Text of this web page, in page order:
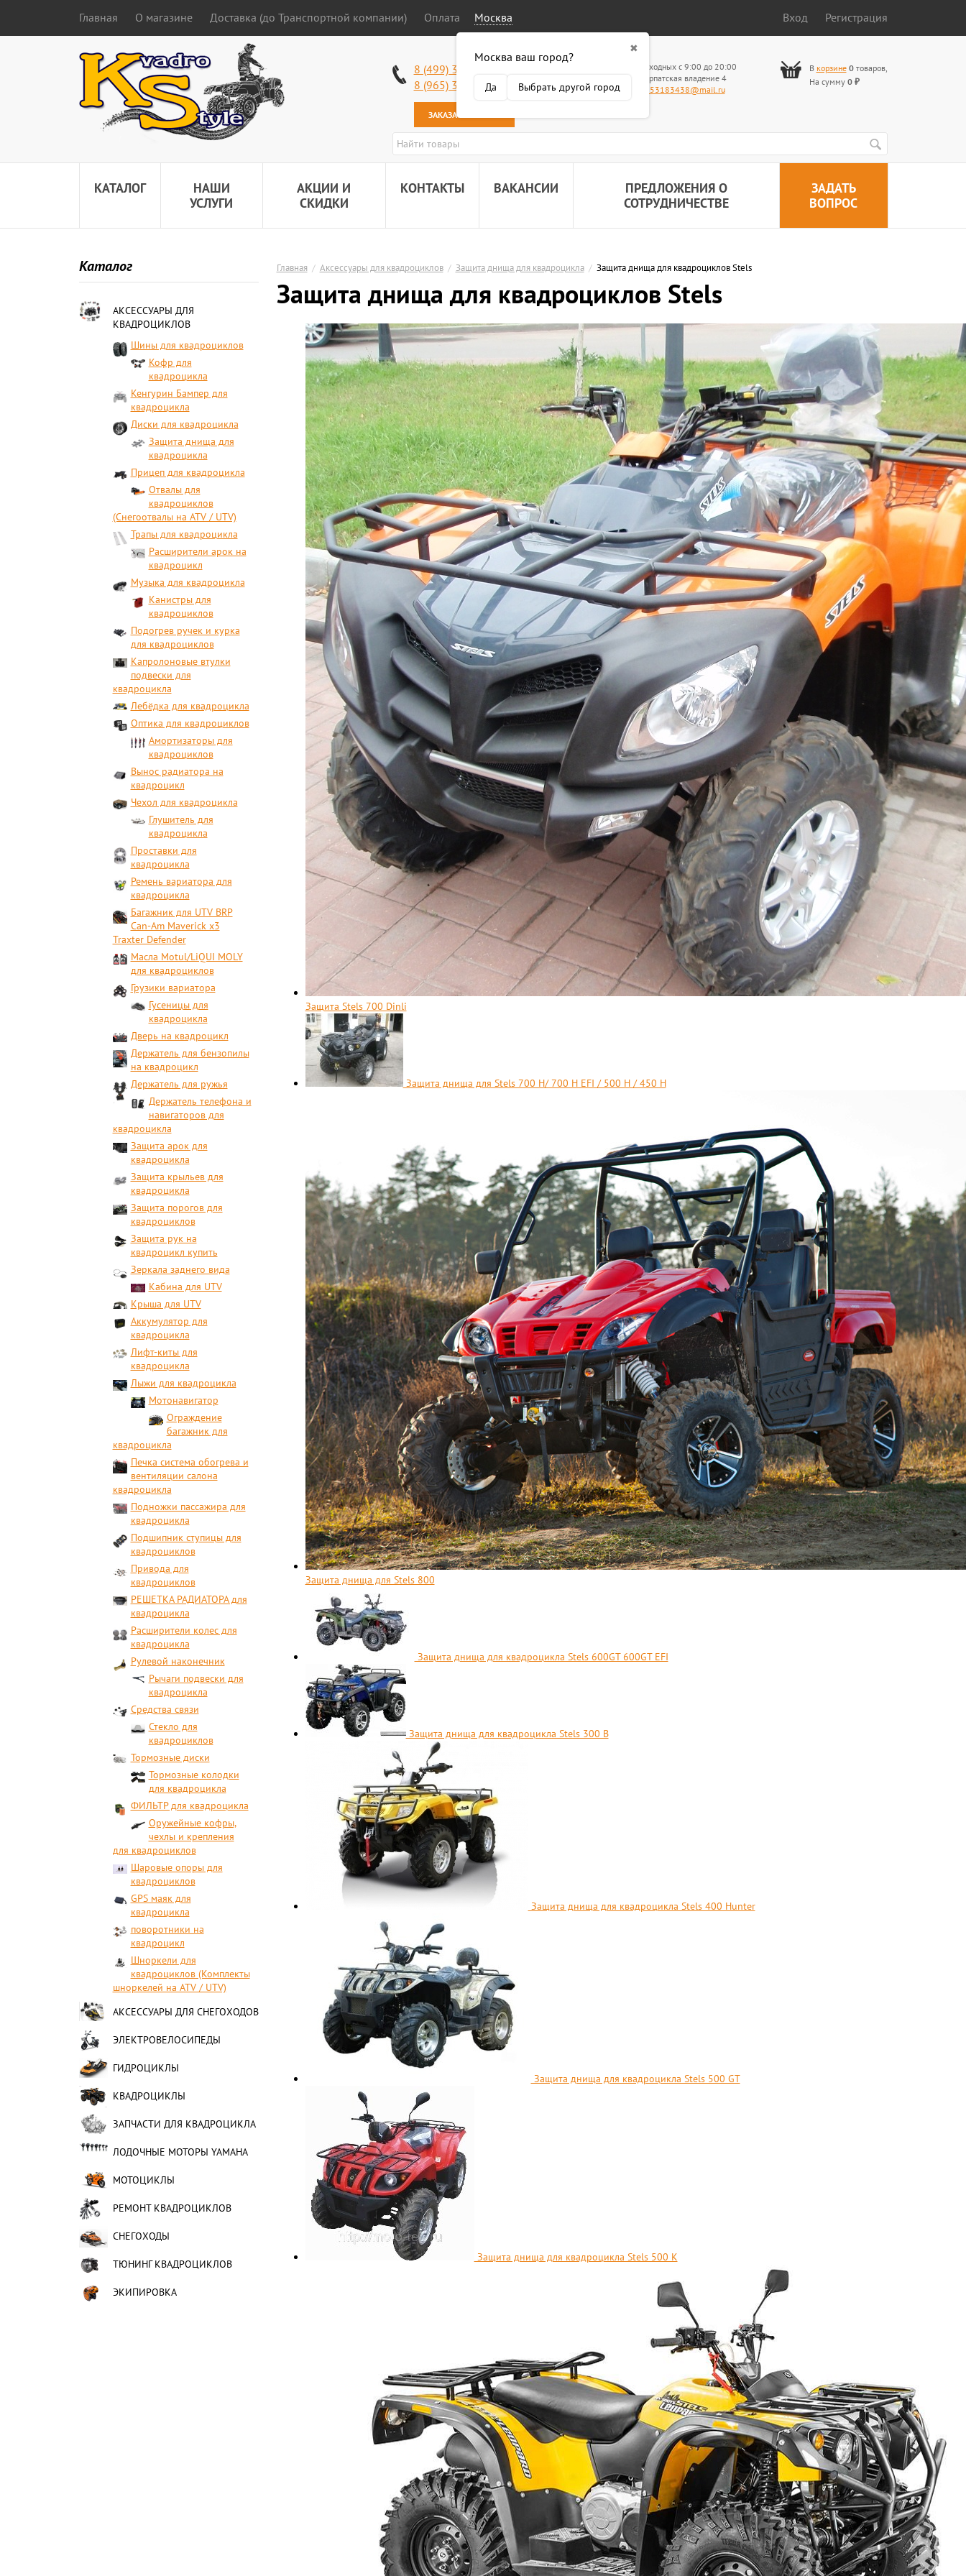
Главная О магазине Доставка (до Транспортной компании) Оплата Москва
✖
Москва ваш город?
Да Выбрать другой город
Вход Регистрация
8 (499) 340-63-51
8 (965) 318-34-38
ЗАКАЗАТЬ ЗВОНОК
Работаем без выходных с 9:00 до 20:00
Самовывоз: 2 Карпатская владение 4
Наша почта:
89653183438@mail.ru
В корзине 0товаров,
На сумму 0 ₽
КАТАЛОГ
НАШИ
УСЛУГИ
АКЦИИ И
СКИДКИ
КОНТАКТЫ ВАКАНСИИ
ПРЕДЛОЖЕНИЯ О
СОТРУДНИЧЕСТВЕ
ЗАДАТЬ
ВОПРОС
Каталог
АКСЕССУАРЫ ДЛЯ
КВАДРОЦИКЛОВ
Шины для квадроциклов
Кофр для
квадроцикла
Кенгурин Бампер для
квадроцикла
Диски для квадроцикла
Защита днища для
квадроцикла
Прицеп для квадроцикла
Отвалы для
квадроциклов
(Снегоотвалы на ATV / UTV)
Трапы для квадроцикла
Расширители арок на
квадроцикл
Музыка для квадроцикла
Канистры для
квадроциклов
Подогрев ручек и курка
для квадроциклов
Капролоновые втулки
подвески для
квадроцикла
Лебёдка для квадроцикла
Оптика для квадроциклов
Амортизаторы для
квадроциклов
Вынос радиатора на
квадроцикл
Чехол для квадроцикла
Глушитель для
квадроцикла
Проставки для
квадроцикла
Ремень вариатора для
квадроцикла
Багажник для UTV BRP
Can-Am Maverick x3
Traxter Defender
Масла Motul/LiQUI MOLY
для квадроциклов
Грузики вариатора
Гусеницы для
квадроцикла
Дверь на квадроцикл
Держатель для бензопилы
на квадроцикл
Держатель для ружья
Держатель телефона и
навигаторов для
квадроцикла
Защита арок для
квадроцикла
Защита крыльев для
квадроцикла
Защита порогов для
квадроциклов
Защита рук на
квадроцикл купить
Зеркала заднего вида
Кабина для UTV
Крыша для UTV
Аккумулятор для
квадроцикла
Лифт-киты для
квадроцикла
Лыжи для квадроцикла
Мотонавигатор
Ограждение
багажник для
квадроцикла
Печка система обогрева и
вентиляции салона
квадроцикла
Подножки пассажира для
квадроцикла
Подшипник ступицы для
квадроциклов
Привода для
квадроциклов
РЕШЕТКА РАДИАТОРА для
квадроцикла
Расширители колес для
квадроцикла
Рулевой наконечник
Рычаги подвески для
квадроцикла
Средства связи
Стекло для
квадроциклов
Тормозные диски
Тормозные колодки
для квадроцикла
ФИЛЬТР для квадроцикла
Оружейные кофры,
чехлы и крепления
для квадроциклов
Шаровые опоры для
квадроциклов
GPS маяк для
квадроцикла
поворотники на
квадроцикл
Шноркели для
квадроциклов (Комплекты
шноркелей на ATV / UTV)
АКСЕССУАРЫ ДЛЯ СНЕГОХОДОВ
ЭЛЕКТРОВЕЛОСИПЕДЫ
ГИДРОЦИКЛЫ
КВАДРОЦИКЛЫ
ЗАПЧАСТИ ДЛЯ КВАДРОЦИКЛА
ЛОДОЧНЫЕ МОТОРЫ YAMAHA
МОТОЦИКЛЫ
РЕМОНТ КВАДРОЦИКЛОВ
СНЕГОХОДЫ
ТЮНИНГ КВАДРОЦИКЛОВ
ЭКИПИРОВКА
Главная / Аксессуары для квадроциклов / Защита днища для квадроцикла / Защита днища для квадроциклов Stels
Защита днища для квадроциклов Stels
Защита Stels 700 Dinli
Защита днища для Stels 700 H/ 700 H EFI / 500 H / 450 H
Защита днища для Stels 800
Защита днища для квадроцикла Stels 600GT 600GT EFI
Защита днища для квадроцикла Stels 300 B
Защита днища для квадроцикла Stels 400 Hunter
Защита днища для квадроцикла Stels 500 GT
Защита днища для квадроцикла Stels 500 K